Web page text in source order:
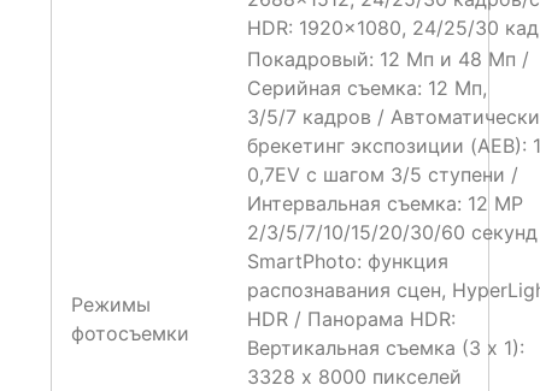
HDR: 1920×1080, 24/25/30
Режимы
фотосъемки
Покадровый: 12 Мп и 48 Мп /
Серийная съемка: 12 Мп,
3/5/7 кадров /
брекетинг экспозиции (AEB):
0,7EV с шагом 3/5 ступени /
Интервальная съемка: 12 MP
2/3/5/7/10/15/20/30/60
SmartPhoto: функция
распознавания сцен,
HDR / Панорама HDR:
Вертикальная съемка (3 x 1):
3328 x 8000 пикселей